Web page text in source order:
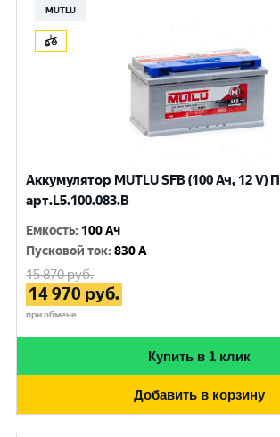
MUTLU
Аккумулятор MUTLU SFB (100 Ач, 12 V)
арт.L5.100.083.B
Емкость: 100 Ач
Пусковой ток:830 A
15 870руб.
14 970 руб.
при обмене
Купить в 1 клик
Добавить в корзину